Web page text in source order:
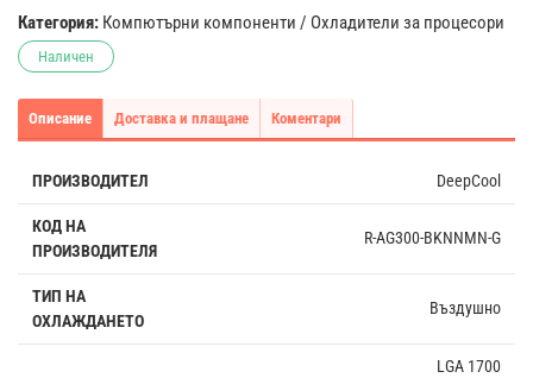
Категория: Компютърни компоненти / Охладители за процесори
Наличен
Описание Доставка и плащане Коментари
ПРОИЗВОДИТЕЛ DeepCool
КОД НА
ПРОИЗВОДИТЕЛЯ
R-AG300-BKNNMN-G
ТИП НА
ОХЛАЖДАНЕТО
Въздушно
LGA 1700